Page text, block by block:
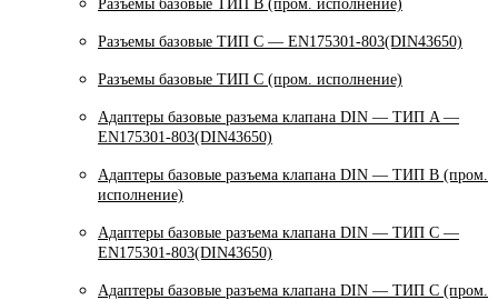
Разъемы базовые ТИП В (пром. исполнение)
Разъемы базовые ТИП C — EN175301-803(DIN43650)
Разъемы базовые ТИП C (пром. исполнение)
Адаптеры базовые разъема клапана DIN — ТИП A —
EN175301-803(DIN43650)
Адаптеры базовые разъема клапана DIN — ТИП B (пром.
исполнение)
Адаптеры базовые разъема клапана DIN — ТИП C —
EN175301-803(DIN43650)
Адаптеры базовые разъема клапана DIN — ТИП C (пром.